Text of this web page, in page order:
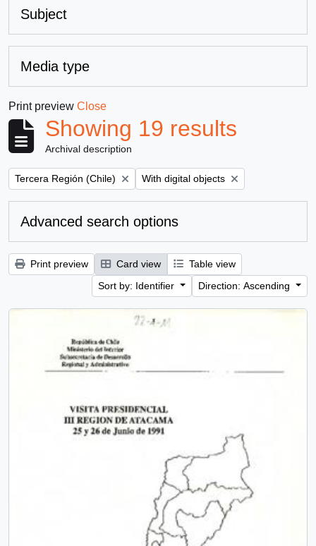
Subject
Media type
Print preview Close
Showing 19 results
Archival description
Remove filter:
Tercera Región (Chile) Remove filter:
With digital objects
Advanced search options
Print preview Card view
Table view
Sort by: Identifier
Direction: Ascending